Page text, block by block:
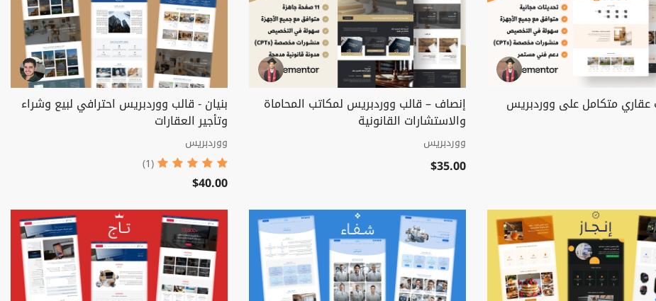
عقاري متكامل على ووردبريس إنصاف – قالب ووردبريس لمكاتب المحاماة
والاستشارات القانونية
ووردبريس
$35.00
بنيان - قالب ووردبريس احترافي لبيع وشراء
وتأجير العقارات
ووردبريس
(1)
$40.00